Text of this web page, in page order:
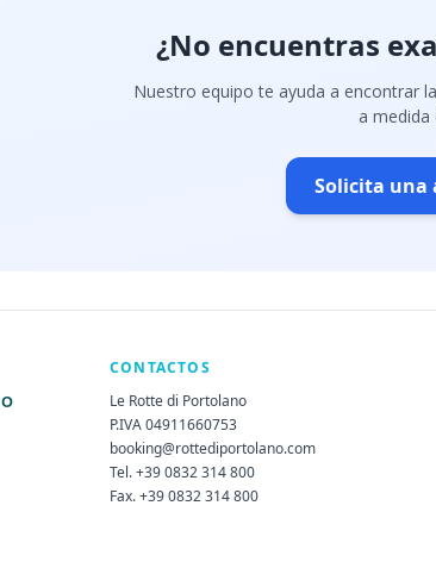
¿No encuentras
Nuestro equipo te ayuda a encontrar
a medida
Solicita una
CONTACTOS
Le Rotte di Portolano
P.IVA 04911660753
booking@rottediportolano.com
Tel. +39 0832 314 800
Fax. +39 0832 314 800